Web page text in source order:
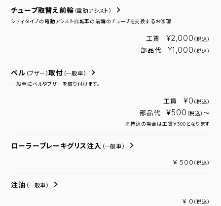
チューブ取替え前輪 （電動アシスト）
シティタイプの電動アシスト自転車の前輪のチューブを交換するお修理...
工賃 ¥2,000 （税込）
部品代 ¥1,000 （税込）
ベル （ブザー）取付 （一般車）
一般車にベルやブザーを取り付けます。
工賃 ¥0 （税込）
部品代 ¥500 （税込） ～
※持込の場合は工賃￥300となります
ローラーブレーキグリス注入 （一般車）
¥ 500 （税込）
注油 （一般車）
¥ 0 （税込）